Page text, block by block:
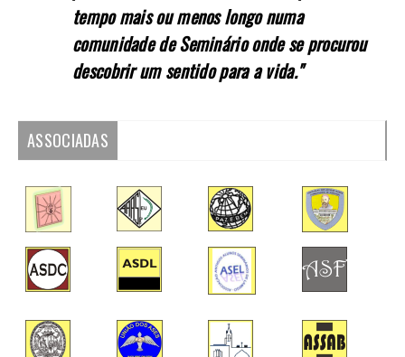
tempo mais ou menos longo numa
comunidade de Seminário onde se procurou
descobrir um sentido para a vida."
ASSOCIADAS